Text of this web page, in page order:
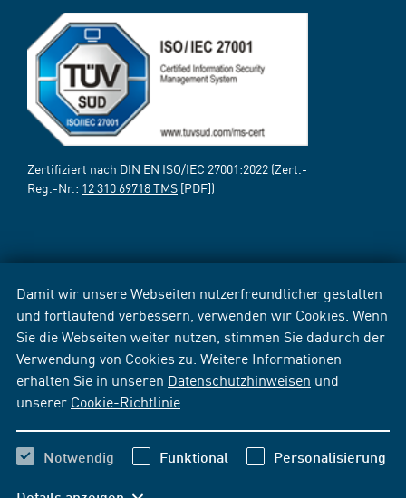
Damit wir unsere Webseiten nutzerfreundlicher gestalten
und fortlaufend verbessern, verwenden wir Cookies. Wenn
Sie die Webseiten weiter nutzen, stimmen Sie dadurch der
Verwendung von Cookies zu. Weitere Informationen
erhalten Sie in unseren Datenschutzhinweisen und
unserer Cookie-Richtlinie
Notwendig Funktional Personalisierung
Zertifiziert nach DIN EN ISO/IEC 27001:2022 (Zert.-
Reg.-Nr.: 12 310 69718 TMS [PDF])